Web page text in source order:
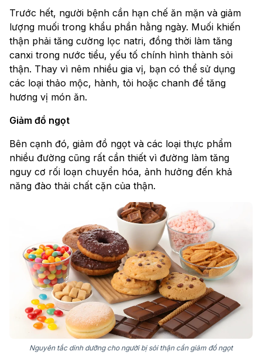
Trước hết, người bệnh cần hạn chế ăn mặn và giảm
lượng muối trong khẩu phần hằng ngày. Muối khiến
thận phải tăng cường lọc natri, đồng thời làm tăng
canxi trong nước tiểu, yếu tố chính hình thành sỏi
thận. Thay vì nêm nhiều gia vị, bạn có thể sử dụng
các loại thảo mộc, hành, tỏi hoặc chanh để tăng
hương vị món ăn.
Giảm đồ ngọt
Bên cạnh đó, giảm đồ ngọt và các loại thực phẩm
nhiều đường cũng rất cần thiết vì đường làm tăng
nguy cơ rối loạn chuyển hóa, ảnh hưởng đến khả
năng đào thải chất cặn của thận.
Nguyên tắc dinh dưỡng cho người bị sỏi thận cần giảm đồ ngọt